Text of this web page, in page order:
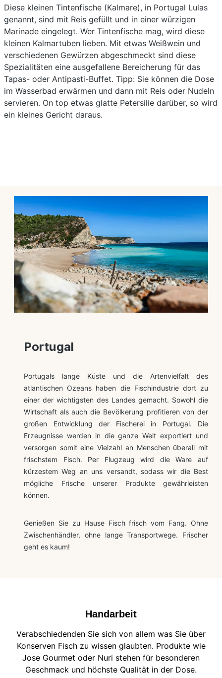
Diese kleinen Tintenfische (Kalmare), in Portugal Lulas
genannt, sind mit Reis gefüllt und in einer würzigen
Marinade eingelegt. Wer Tintenfische mag, wird diese
kleinen Kalmartuben lieben. Mit etwas Weißwein und
verschiedenen Gewürzen abgeschmeckt sind diese
Spezialitäten eine ausgefallene Bereicherung für das
Tapas- oder Antipasti-Buffet. Tipp: Sie können die Dose
im Wasserbad erwärmen und dann mit Reis oder Nudeln
servieren. On top etwas glatte Petersilie darüber, so wird
ein kleines Gericht daraus.
Portugal
Portugals lange Küste und die Artenvielfalt des
atlantischen Ozeans haben die Fischindustrie dort zu
einer der wichtigsten des Landes gemacht. Sowohl die
Wirtschaft als auch die Bevölkerung profitieren von der
großen Entwicklung der Fischerei in Portugal. Die
Erzeugnisse werden in die ganze Welt exportiert und
versorgen somit eine Vielzahl an Menschen überall mit
frischstem Fisch. Per Flugzeug wird die Ware auf
kürzestem Weg an uns versandt, sodass wir die Best
mögliche Frische unserer Produkte gewährleisten
können.
Genießen Sie zu Hause Fisch frisch vom Fang. Ohne
Zwischenhändler, ohne lange Transportwege. Frischer
geht es kaum!
Handarbeit
Verabschiedenden Sie sich von allem was Sie über
Konserven Fisch zu wissen glaubten. Produkte wie
Jose Gourmet oder Nuri stehen für besonderen
Geschmack und höchste Qualität in der Dose.